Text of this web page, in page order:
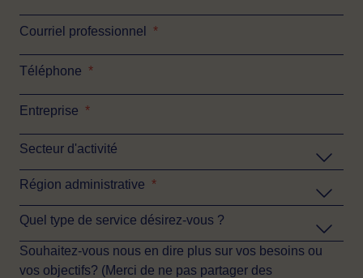
Courriel professionnel *
Téléphone *
Entreprise *
Secteur d'activité
Région administrative *
Quel type de service désirez-vous ?
Souhaitez-vous nous en dire plus sur vos besoins ou
vos objectifs? (Merci de ne pas partager des